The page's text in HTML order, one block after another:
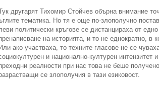
другарят Тихомир Стойчев обърна внимание
тематика. Но тя е още по-злополучно
политически кръгове се дистанцираха от
на историята, и то не еднократно,
ако участваха, то техните гласове не се
и национално-културен
реалности при нас това не беше
се злополучия в тази езиковост.